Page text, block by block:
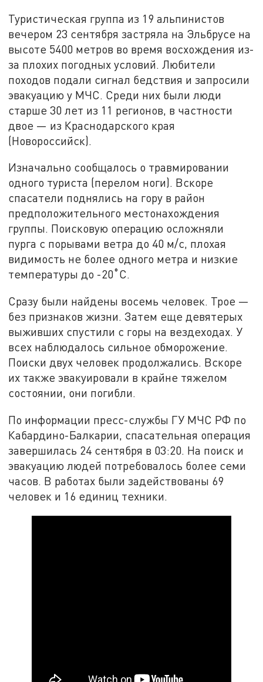
Туристическая группа из 19 альпинистов
вечером 23 сентября застряла на Эльбрусе на
высоте 5400 метров во время восхождения из-
за плохих погодных условий. Любители
походов подали сигнал бедствия и запросили
эвакуацию у МЧС. Среди них были люди
старше 30 лет из 11 регионов, в частности
двое — из Краснодарского края
(Новороссийск).
Изначально сообщалось о травмировании
одного туриста (перелом ноги). Вскоре
спасатели поднялись на гору в район
предположительного местонахождения
группы. Поисковую операцию осложняли
пурга с порывами ветра до 40 м/с, плохая
видимость не более одного метра и низкие
температуры до -20˚C.
Сразу были найдены восемь человек. Трое —
без признаков жизни. Затем еще девятерых
выживших спустили с горы на вездеходах. У
всех наблюдалось сильное обморожение.
Поиски двух человек продолжались. Вскоре
их также эвакуировали в крайне тяжелом
состоянии, они погибли.
По информации пресс-службы ГУ МЧС РФ по
Кабардино-Балкарии, спасательная операция
завершилась 24 сентября в 03:20. На поиск и
эвакуацию людей потребовалось более семи
часов. В работах были задействованы 69
человек и 16 единиц техники.